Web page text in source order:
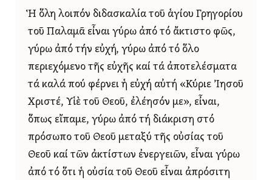
Ἡ ὅλη λοιπόν διδασκαλία τοῦ ἁγίου Γρηγορίου
τοῦ Παλαμᾶ εἶναι γύρω ἀπό τό ἄκτιστο φῶς,
γύρω ἀπό τήν εὐχή, γύρω ἀπό τό ὅλο
περιεχόμενο τῆς εὐχῆς καί τά ἀποτελέσματα
τά καλά πού φέρνει ἡ εὐχή αὐτή «Κύριε Ἰησοῦ
Χριστέ, Υἱὲ τοῦ Θεοῦ, ἐλέησόν με», εἶναι,
ὅπως εἴπαμε, γύρω ἀπό τή διάκριση στό
πρόσωπο τοῦ Θεοῦ μεταξύ τῆς οὐσίας τοῦ
Θεοῦ καί τῶν ἀκτίστων ἐνεργειῶν, εἶναι γύρω
ἀπό τό ὅτι ἡ οὐσία τοῦ Θεοῦ εἶναι ἀπρόσιτη